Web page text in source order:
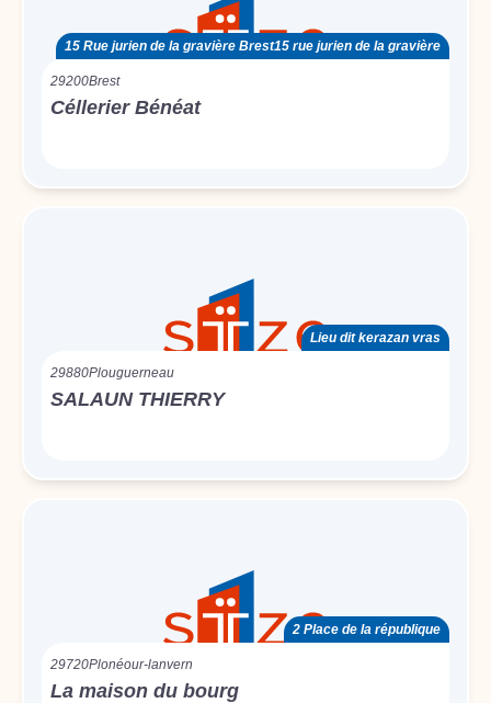
15 Rue jurien de la gravière Brest15 rue jurien de la gravière
29200Brest
Céllerier Bénéat
Lieu dit kerazan vras
29880Plouguerneau
SALAUN THIERRY
2 Place de la république
29720Plonéour-lanvern
La maison du bourg